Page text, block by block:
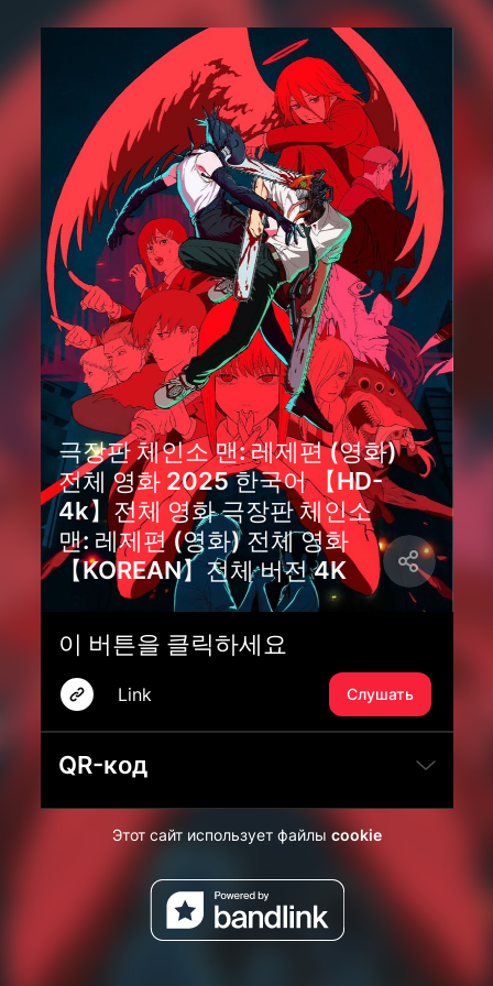
극장판 체인소 맨: 레제편 (영화)
전체 영화 2025 한국어 【HD-
4k】전체 영화 극장판 체인소
맨: 레제편 (영화) 전체 영화
【KOREAN】전체 버전 4K
이 버튼을 클릭하세요
Link Слушать
QR-код
Этот сайт использует файлы cookie